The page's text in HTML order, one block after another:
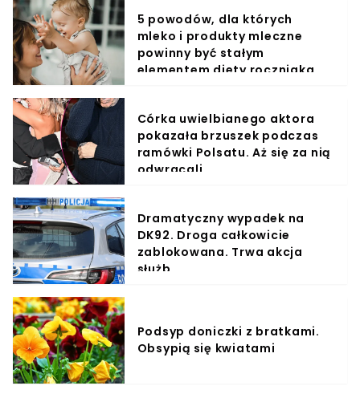
5 powodów, dla których
mleko i produkty mleczne
powinny być stałym
elementem diety roczniaka
Córka uwielbianego aktora
pokazała brzuszek podczas
ramówki Polsatu. Aż się za nią
odwracali
Dramatyczny wypadek na
DK92. Droga całkowicie
zablokowana. Trwa akcja
służb
Podsyp doniczki z bratkami.
Obsypią się kwiatami